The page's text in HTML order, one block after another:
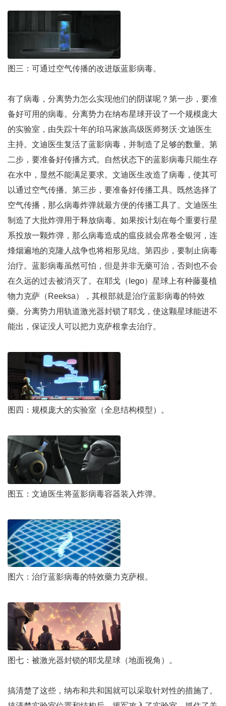
图三：可通过空气传播的改进版蓝影病毒。
有了病毒，分离势力怎么实现他们的阴谋呢？第一步，要准
备好可用的病毒。分离势力在纳布星球开设了一个规模庞大
的实验室，由失踪十年的珀马家族高级医师努沃·文迪医生
主持。文迪医生复活了蓝影病毒，并制造了足够的数量。第
二步，要准备好传播方式。自然状态下的蓝影病毒只能生存
在水中，显然不能满足要求。文迪医生改造了病毒，使其可
以通过空气传播。第三步，要准备好传播工具。既然选择了
空气传播，那么病毒炸弹就最方便的传播工具了。文迪医生
制造了大批炸弹用于释放病毒。如果按计划在每个重要行星
系投放一颗炸弹，那么病毒造成的瘟疫就会席卷全银河，连
烽烟遍地的克隆人战争也将相形见绌。第四步，要制止病毒
治疗。蓝影病毒虽然可怕，但是并非无藥可治，否则也不会
在久远的过去被消灭了。在耶戈（Iego）星球上有种藤蔓植
物力克萨（Reeksa），其根部就是治疗蓝影病毒的特效
藥。分离势力用轨道激光器封锁了耶戈，使这颗星球能进不
能出，保证没人可以把力克萨根拿去治疗。
图四：规模庞大的实验室（全息结构模型）。
图五：文迪医生将蓝影病毒容器装入炸弹。
图六：治疗蓝影病毒的特效藥力克萨根。
图七：被激光器封锁的耶戈星球（地面视角）。
搞清楚了这些，纳布和共和国就可以采取针对性的措施了。